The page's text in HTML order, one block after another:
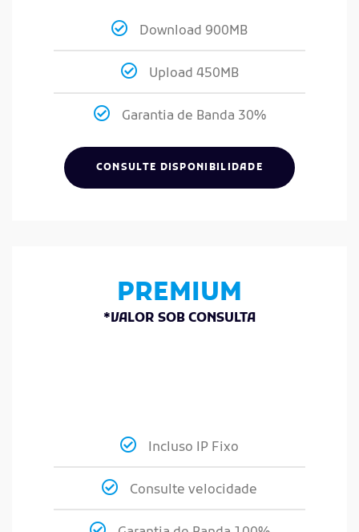
Download 900MB
Upload 450MB
Garantia de Banda 30%
CONSULTE DISPONIBILIDADE
PREMIUM
*VALOR SOB CONSULTA
Incluso IP Fixo
Consulte velocidade